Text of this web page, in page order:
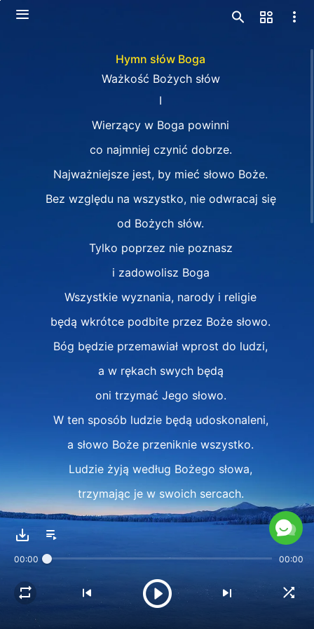
Hymn słów Boga
Ważkość Bożych słów
I
Wierzący w Boga powinni
co najmniej czynić dobrze.
Najważniejsze jest, by mieć słowo Boże.
Bez względu na wszystko, nie odwracaj się
od Bożych słów.
Tylko poprzez nie poznasz
i zadowolisz Boga
Wszystkie wyznania, narody i religie
będą wkrótce podbite przez Boże słowo.
Bóg będzie przemawiał wprost do ludzi,
a w rękach swych będą
oni trzymać Jego słowo.
W ten sposób ludzie będą udoskonaleni,
a słowo Boże przeniknie wszystko.
Ludzie żyją według Bożego słowa,
trzymając je w swoich sercach.
Wszyscy, których Bóg używa,
że Duch Święty nie zadziałał w tobie
00:00 00:00